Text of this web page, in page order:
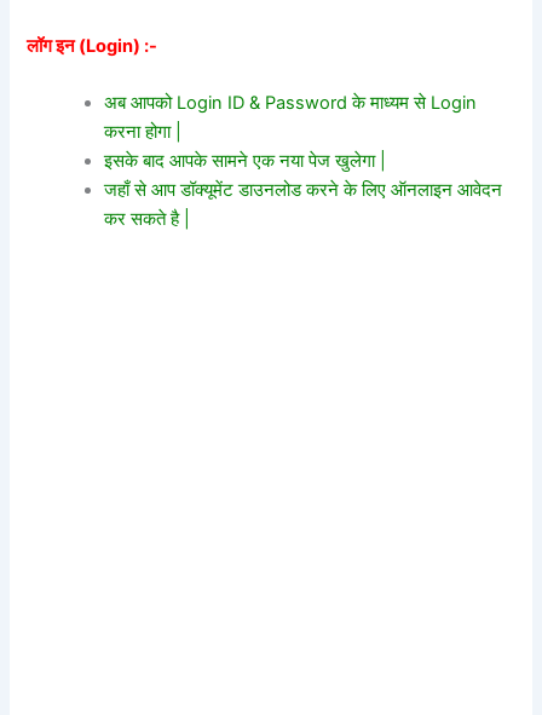
लॉग इन (Login) :-
अब आपको Login ID & Password के माध्यम से Login
करना होगा |
इसके बाद आपके सामने एक नया पेज खुलेगा |
जहाँ से आप डॉक्यूमेंट डाउनलोड करने के लिए ऑनलाइन आवेदन
कर सकते है |